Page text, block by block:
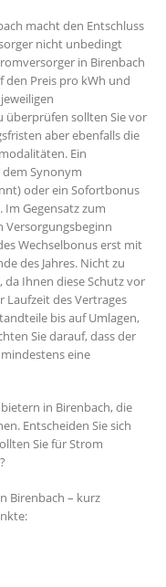
macht den Entschluss
nicht unbedingt
in Birenbach
den Preis pro kWh und
überprüfen sollten Sie vor
aber ebenfalls die
Ein
Synonym
oder ein Sofortbonus
Gegensatz zum
Versorgungsbeginn
Wechselbonus erst mit
des Jahres. Nicht zu
da Ihnen diese Schutz vor
Laufzeit des Vertrages
bis auf Umlagen,
Sie darauf, dass der
eine
in Birenbach, die
Entscheiden Sie sich
Sie für Strom
Birenbach – kurz